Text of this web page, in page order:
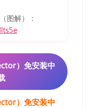
图解）：
）免安装中
）免安装中